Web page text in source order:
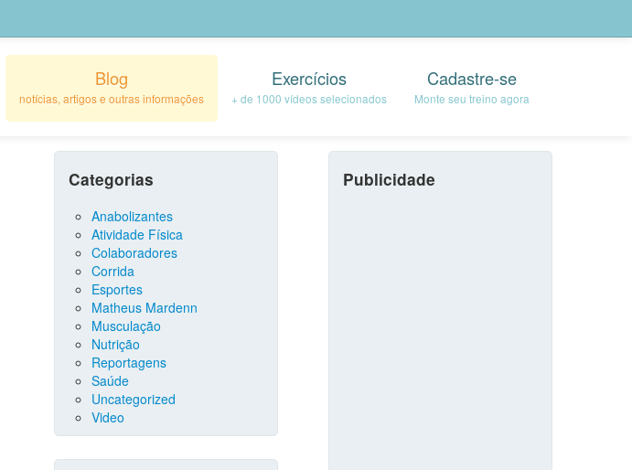
Blog
notícias, artigos e outras informações
Exercícios
+ de 1000 vídeos selecionados
Cadastre-se
Monte seu treino agora
Categorias
Anabolizantes
Atividade Física
Colaboradores
Corrida
Esportes
Matheus Mardenn
Musculação
Nutrição
Reportagens
Saúde
Uncategorized
Video
Publicidade